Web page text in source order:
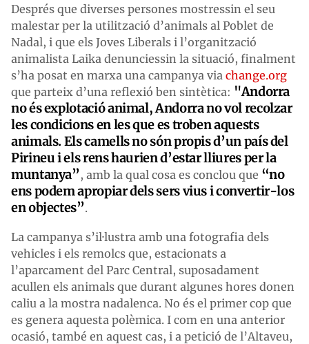
Després que diverses persones mostressin el seu
malestar per la utilització d’animals al Poblet de
Nadal, i que els Joves Liberals i l’organització
animalista Laika denunciessin la situació, finalment
s’ha posat en marxa una campanya via change.org
que parteix d’una reflexió ben sintètica: "Andorra
no és explotació animal, Andorra no vol recolzar
les condicions en les que es troben aquests
animals. Els camells no són propis d’un país del
Pirineu i els rens haurien d’estar lliures per la
muntanya”, amb la qual cosa es conclou que “no
ens podem apropiar dels sers vius i convertir-los
en objectes”.
La campanya s’il·lustra amb una fotografia dels
vehicles i els remolcs que, estacionats a
l’aparcament del Parc Central, suposadament
acullen els animals que durant algunes hores donen
caliu a la mostra nadalenca. No és el primer cop que
es genera aquesta polèmica. I com en una anterior
ocasió, també en aquest cas, i a petició de l’Altaveu,